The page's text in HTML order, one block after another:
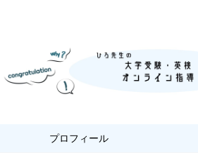
プロフィール